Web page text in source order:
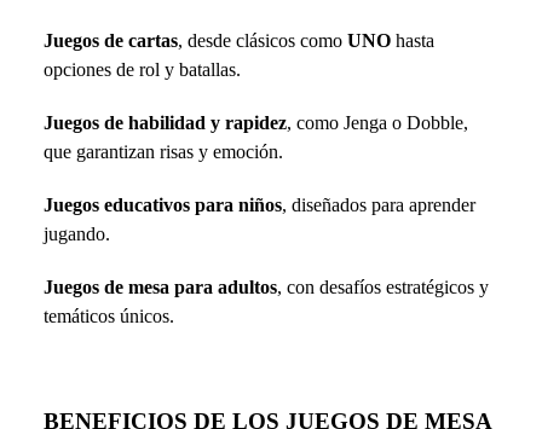
Juegos de cartas, desde clásicos como UNO hasta
opciones de rol y batallas.
Juegos de habilidad y rapidez, como Jenga o Dobble,
que garantizan risas y emoción.
Juegos educativos para niños, diseñados para aprender
jugando.
Juegos de mesa para adultos, con desafíos estratégicos y
temáticos únicos.
BENEFICIOS DE LOS JUEGOS DE MESA